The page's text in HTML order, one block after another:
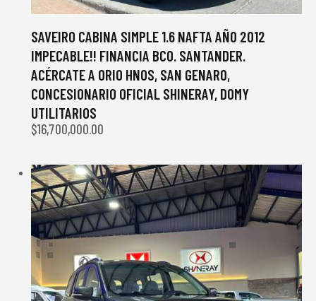
SAVEIRO CABINA SIMPLE 1.6 NAFTA AÑO 2012
IMPECABLE!! FINANCIA BCO. SANTANDER.
ACÉRCATE A ORIO HNOS, SAN GENARO,
CONCESIONARIO OFICIAL SHINERAY, DOMY
UTILITARIOS
$16,700,000.00